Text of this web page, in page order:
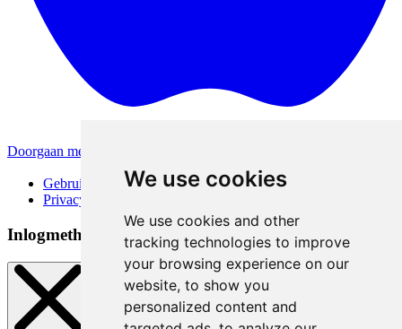
We use cookies
We use cookies and other
tracking technologies to improve
your browsing experience on our
website, to show you
personalized content and
Doorgaan met Apple
Gebruiksvoorwaarden
Privacybeleid
Inlogmethoden